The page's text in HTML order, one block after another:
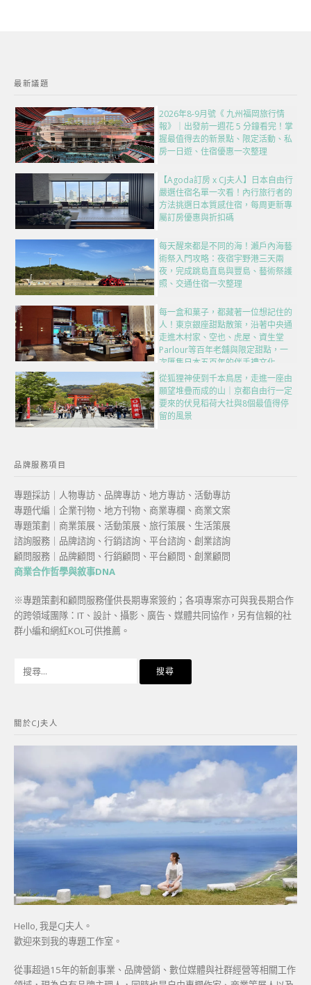
最新議題
2026年8-9月號《 九州福岡旅行情
報》｜出發前一週花 5 分鐘看完！掌
握最值得去的新景點、限定活動、私
房一日遊、住宿優惠一次整理
【Agoda訂房 x CJ夫人】日本自由行
嚴選住宿名單一次看！內行旅行者的
方法挑選日本質感住宿，每周更新專
屬訂房優惠與折扣碼
每天醒來都是不同的海！瀨戶內海藝
術祭入門攻略：夜宿宇野港三天兩
夜，完成跳島直島與豐島、藝術祭護
照、交通住宿一次整理
每一盒和菓子，都藏著一位想記住的
人！東京銀座甜點散策，沿著中央通
走進木村家、空也、虎屋、資生堂
Parlour等百年老舖與限定甜點，一
次匯集日本五百年的伴手禮文化
從狐狸神使到千本鳥居，走進一座由
願望堆疊而成的山｜京都自由行一定
要來的伏見稻荷大社與8個最值得停
留的風景
品牌服務項目
專題採訪｜人物專訪、品牌專訪、地方專訪、活動專訪
專題代編｜企業刊物、地方刊物、商業專欄、商業文案
專題策劃｜商業策展、活動策展、旅行策展、生活策展
諮詢服務｜品牌諮詢、行銷諮詢、平台諮詢、創業諮詢
顧問服務｜品牌顧問、行銷顧問、平台顧問、創業顧問
商業合作哲學與敘事DNA
※專題策劃和顧問服務僅供長期專案簽約；各項專案亦可與我長期合作
的跨領域團隊：IT、設計、攝影、廣告、媒體共同協作，另有信賴的社
群小編和網紅KOL可供推薦。
字:
關於CJ夫人
Hello, 我是CJ夫人。
歡迎來到我的專題工作室。
從事超過15年的新創事業、品牌營銷、數位媒體與社群經營等相關工作